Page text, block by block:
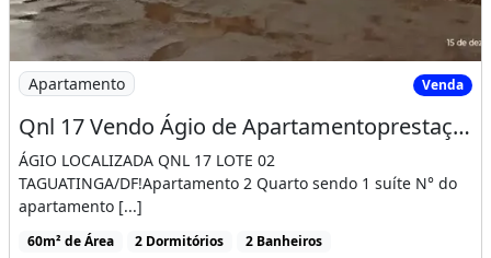
Imagem: Qnl 17 Vendo Ágio de Apartamentoprestações
Apartamento Venda
Qnl 17 Vendo Ágio de Apartamentoprestações de 1.538,86Localizado Taguatinga
ÁGIO LOCALIZADA QNL 17 LOTE 02
TAGUATINGA/DF!Apartamento 2 Quarto sendo 1 suíte N° do
apartamento [...]
60m² de Área 2 Dormitórios 2 Banheiros